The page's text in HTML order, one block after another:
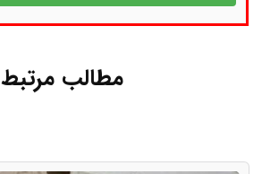
مطالب مرتبط